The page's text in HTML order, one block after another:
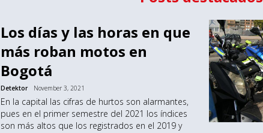
Los días y las horas en que
más roban motos en
Bogotá
Detektor November 3, 2021
En la capital las cifras de hurtos son alarmantes,
pues en el primer semestre del 2021 los índices
son más altos que los registrados en el 2019 y